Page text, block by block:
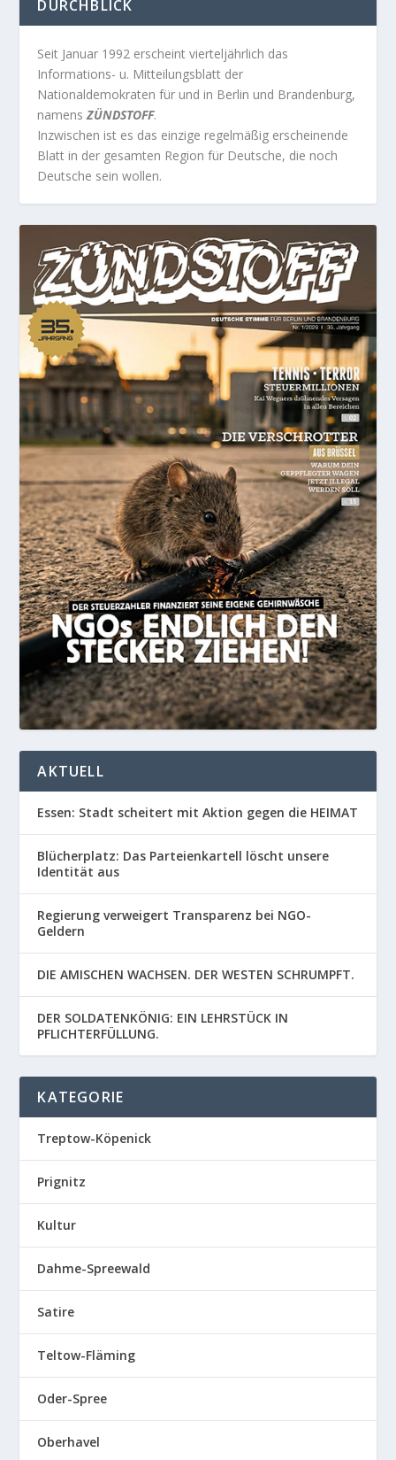
DURCHBLICK
Seit Januar 1992 erscheint vierteljährlich das
Informations- u. Mitteilungsblatt der
Nationaldemokraten für und in Berlin und Brandenburg,
namensZÜNDSTOFF.
Inzwischen ist es das einzige regelmäßig erscheinende
Blatt in der gesamten Region für Deutsche, die noch
Deutsche sein wollen.
AKTUELL
Essen: Stadt scheitert mit Aktion gegen die HEIMAT
Blücherplatz: Das Parteienkartell löscht unsere
Identität aus
Regierung verweigert Transparenz bei NGO-
Geldern
DIE AMISCHEN WACHSEN. DER WESTEN SCHRUMPFT.
DER SOLDATENKÖNIG: EIN LEHRSTÜCK IN
PFLICHTERFÜLLUNG.
KATEGORIE
Treptow-Köpenick
Prignitz
Kultur
Dahme-Spreewald
Satire
Teltow-Fläming
Oder-Spree
Oberhavel